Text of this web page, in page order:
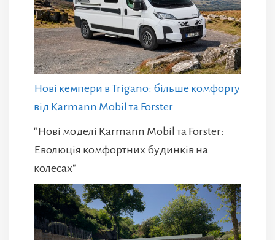
Нові кемпери в Trigano: більше комфорту
від Karmann Mobil та Forster
"Нові моделі Karmann Mobil та Forster:
Еволюція комфортних будинків на
колесах"